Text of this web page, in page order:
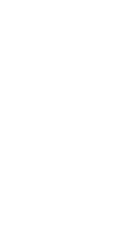
情影片的影响，分析